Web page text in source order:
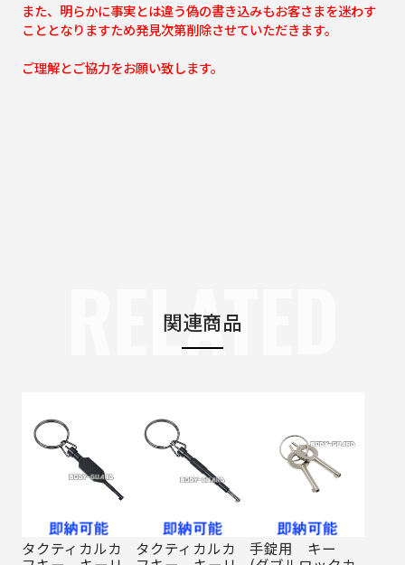
また、明らかに事実とは違う偽の書き込みもお客さまを迷わす
こととなりますため発見次第削除させていただきます。
ご理解とご協力をお願い致します。
関連商品
RELATED
タクティカルカ
タクティカルカ
手錠用 キー